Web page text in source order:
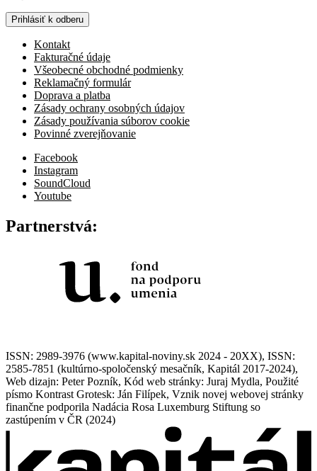
Prihlásiť k odberu
Kontakt
Fakturačné údaje
Všeobecné obchodné podmienky
Reklamačný formulár
Doprava a platba
Zásady ochrany osobných údajov
Zásady používania súborov cookie
Povinné zverejňovanie
Facebook
Instagram
SoundCloud
Youtube
Partnerstvá:
ISSN: 2989-3976 (www.kapital-noviny.sk 2024 - 20XX), ISSN:
2585-7851 (kultúrno-spoločenský mesačník, Kapitál 2017-2024),
Web dizajn: Peter Pozník, Kód web stránky: Juraj Mydla, Použité
písmo Kontrast Grotesk: Ján Filípek, Vznik novej webovej stránky
finančne podporila Nadácia Rosa Luxemburg Stiftung so
zastúpením v ČR (2024)